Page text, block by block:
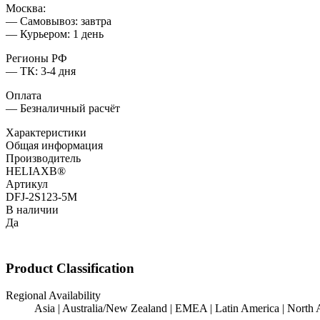
Москва:
— Самовывоз: завтра
— Курьером: 1 день
Регионы РФ
— ТК: 3-4 дня
Оплата
— Безналичный расчёт
Характеристики
Общая информация
Производитель
HELIAXВ®
Артикул
DFJ-2S123-5M
В наличии
Да
Product Classification
Regional Availability
Asia | Australia/New Zealand | EMEA | Latin America | North